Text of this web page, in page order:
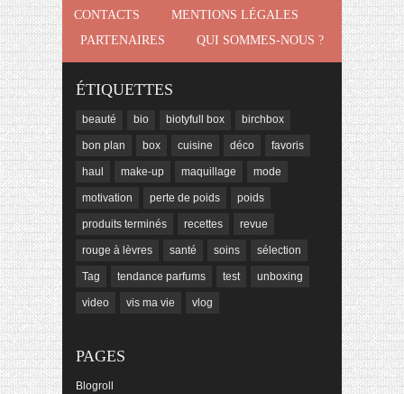
CONTACTS
MENTIONS LÉGALES
PARTENAIRES
QUI SOMMES-NOUS ?
ÉTIQUETTES
beauté bio biotyfull box birchbox
bon plan box cuisine déco favoris
haul make-up maquillage mode
motivation perte de poids poids
produits terminés recettes revue
rouge à lèvres santé soins sélection
Tag tendance parfums test unboxing
video vis ma vie vlog
PAGES
Blogroll